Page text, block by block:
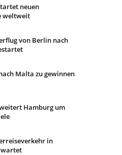
neuen
weltweit
von Berlin nach
Malta zu gewinnen
Hamburg um
in